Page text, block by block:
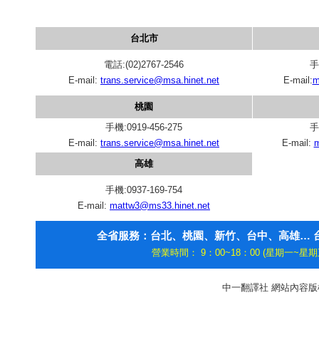
台北市
電話:(02)2767-2546
E-mail: trans.service@msa.hinet.net
E-mail:
桃園
手機:0919-456-275
E-mail: trans.service@msa.hinet.net
E-mail:
高雄
手機:0937-169-754
E-mail: mattw3@ms33.hinet.net
全省服務：台北、桃園、新竹、台中、高雄…
營業時間： 9：00~18：00 (星期一~星
中一翻譯社 網站內容